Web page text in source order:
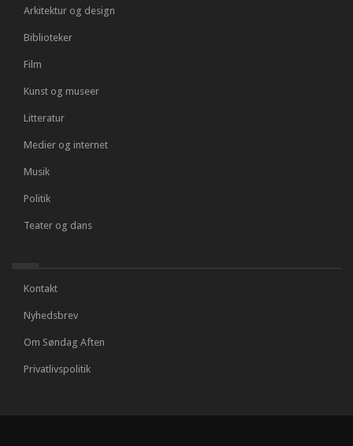
Arkitektur og design
Biblioteker
Film
Kunst og museer
Litteratur
Medier og internet
Musik
Politik
Teater og dans
Kontakt
Nyhedsbrev
Om Søndag Aften
Privatlivspolitik